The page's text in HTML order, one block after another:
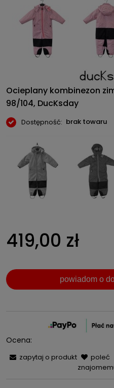
Ocieplany kombinezon
98/104, DucKsday
Dostępność: brak towaru
419,00 zł
powiadom o
Ocena:
zapytaj o produkt
poleć